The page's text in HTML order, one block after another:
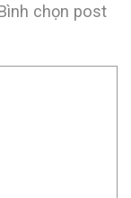
chọn post